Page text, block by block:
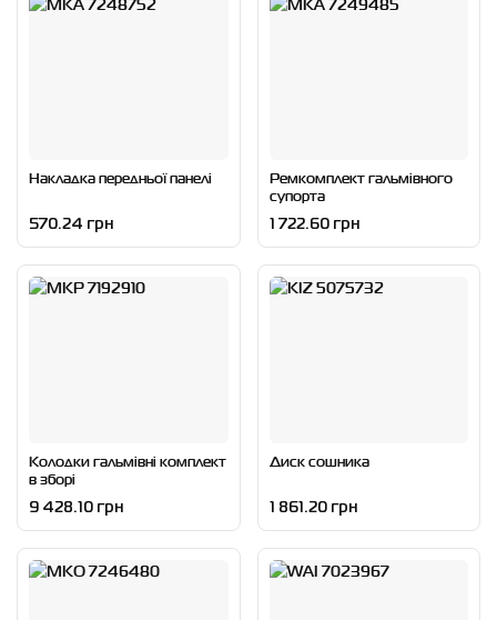
Накладка передньої панелі
570.24 грн
Ремкомплект гальмівного
супорта
1 722.60 грн
Колодки гальмівні комплект
в зборі
9 428.10 грн
Диск сошника
1 861.20 грн